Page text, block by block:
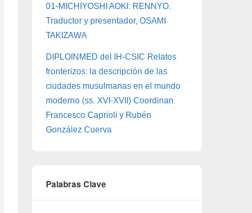
01-MICHIYOSHI AOKI: RENNYO.
Traductor y presentador, OSAMI
TAKIZAWA
DIPLOINMED del IH-CSIC Relatos
fronterizos: la descripción de las
ciudades musulmanas en el mundo
moderno (ss. XVI-XVII) Coordinan
Francesco Caprioli y Rubén
González Cuerva
Palabras Clave